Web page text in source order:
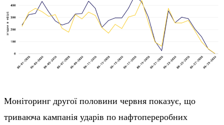
Моніторинг другої половини червня показує, що
триваюча кампанія ударів по нафтопереробних